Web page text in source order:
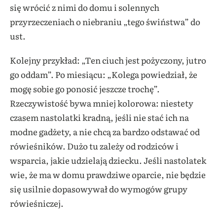
się wrócić z nimi do domu i solennych
przyrzeczeniach o niebraniu „tego świństwa” do
ust.
Kolejny przykład: „Ten ciuch jest pożyczony, jutro
go oddam”. Po miesiącu: „Kolega powiedział, że
mogę sobie go ponosić jeszcze trochę”.
Rzeczywistość bywa mniej kolorowa: niestety
czasem nastolatki kradną, jeśli nie stać ich na
modne gadżety, a nie chcą za bardzo odstawać od
rówieśników. Dużo tu zależy od rodziców i
wsparcia, jakie udzielają dziecku. Jeśli nastolatek
wie, że ma w domu prawdziwe oparcie, nie będzie
się usilnie dopasowywał do wymogów grupy
rówieśniczej.